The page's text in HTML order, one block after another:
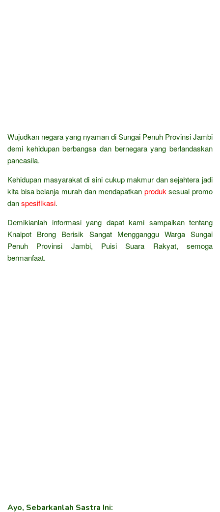
Wujudkan negara yang nyaman di Sungai Penuh Provinsi Jambi
demi kehidupan berbangsa dan bernegara yang berlandaskan
pancasila.
Kehidupan masyarakat di sini cukup makmur dan sejahtera jadi
kita bisa belanja murah dan mendapatkan produk sesuai promo
danspesifikasi.
Demikianlah informasi yang dapat kami sampaikan tentang
Knalpot Brong Berisik Sangat Mengganggu Warga Sungai
Penuh Provinsi Jambi, Puisi Suara Rakyat, semoga
bermanfaat.
Ayo, Sebarkanlah Sastra Ini: